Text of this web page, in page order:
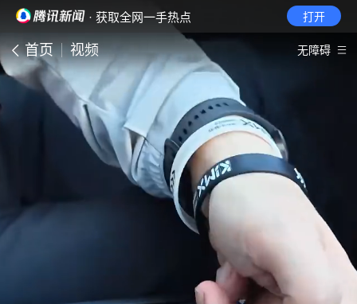
· 获取全网一手热点 打开
首页 视频 无障碍